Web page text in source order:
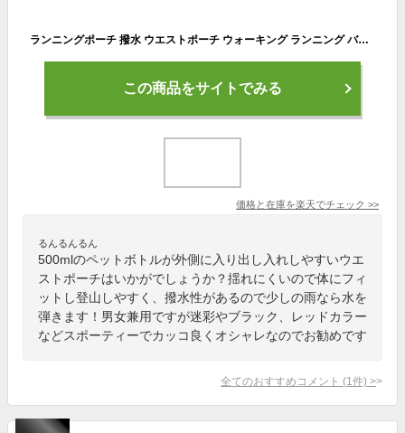
ランニングポーチ 撥水 ウエストポーチ ウォーキング ランニング バッグ ボトルホルダー ボトルポーチ ペットボトル 揺れない 収納 アウトドア スポーツ ドリンクポーチ 登山 サイクリング レディース メンズ 男女兼用 ユニセックス
この商品をサイトでみる
価格と在庫を楽天でチェック >>
るんるんるん
500mlのペットボトルが外側に入り出し入れしやすいウエ
ストポーチはいかがでしょうか？揺れにくいので体にフィ
ットし登山しやすく、撥水性があるので少しの雨なら水を
弾きます！男女兼用ですが迷彩やブラック、レッドカラー
などスポーティーでカッコ良くオシャレなのでお勧めです
全てのおすすめコメント (1 件) >